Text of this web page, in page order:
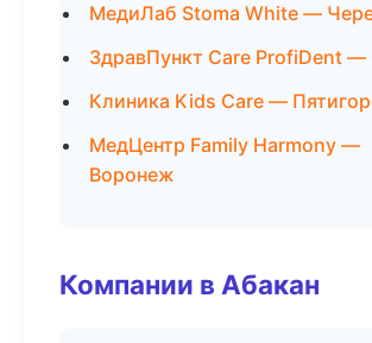
МедиЛаб Stoma White —
ЗдравПункт Care ProfiDent —
Клиника Kids Care —
МедЦентр Family Harmony —
Воронеж
Компании в Абакан